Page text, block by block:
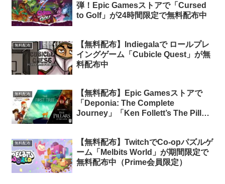
弾！Epic Gamesストアで「Cursed
to Golf」が24時間限定で無料配布中
無料配布
【無料配布】Indiegalaで ロールプレ
イングゲーム「Cubicle Quest」が無
料配布中
無料配布
【無料配布】Epic Gamesストアで
「Deponia: The Complete
Journey」「Ken Follett’s The Pillars
無料配布
【無料配布】TwitchでCo-opパズルゲ
ーム「Melbits World」が期間限定で
無料配布中（Prime会員限定）